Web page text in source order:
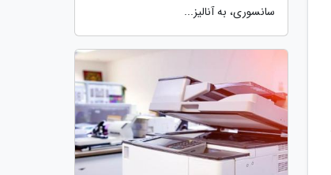
سانسوری، به آنالیز...